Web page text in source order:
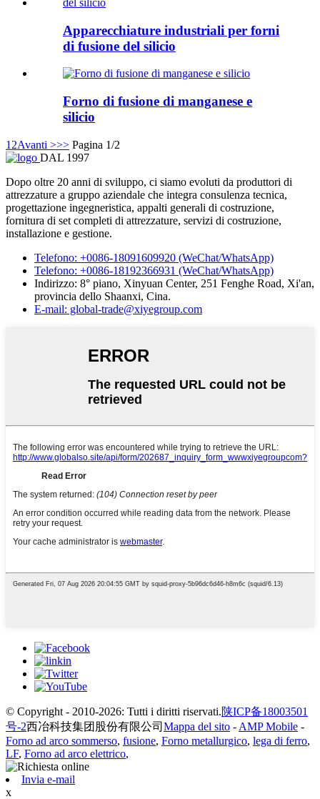
Apparecchiature industriali per forni
di fusione del silicio
Forno di fusione di manganese e
silicio
1 2Avanti >>> Pagina 1/2
DAL 1997
Dopo oltre 20 anni di sviluppo, ci siamo evoluti da produttori di
attrezzature a gruppo aziendale che integra consulenza tecnica,
progettazione ingegneristica, appalti generali di costruzione,
fornitura di set completi di attrezzature, servizi di costruzione,
installazione e gestione.
Telefono: +0086-18091609920 (WeChat/WhatsApp)
Telefono: +0086-18192366931 (WeChat/WhatsApp)
Indirizzo: 8° piano, Xinyuan Center, 251 Fenghe Road, Xi'an,
provincia dello Shaanxi, Cina.
E-mail: global-trade@xiyegroup.com
© Copyright - 2010-2026: Tutti i diritti riservati.陕ICP备18003501
号-2西冶科技集团股份有限公司 Mappa del sito - AMP Mobile -
Forno ad arco sommerso, fusione, Forno metallurgico, lega di ferro,
LF, Forno ad arco elettrico,
Invia e-mail
x